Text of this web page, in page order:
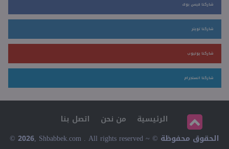
شاركنا فيس بوك
شاركنا تويتر
شاركنا يوتيوب
شاركنا انستجرام
الرئيسية من نحن
اتصل بنا
© 2026, Shbabbek.com . All rights reserved ~ © الحقوق محفوظة